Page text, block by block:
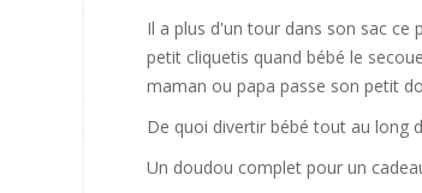
Il a plus d'un tour dans son sac
petit cliquetis quand bébé le
maman ou papa passe son petit
De quoi divertir bébé tout au long
Un doudou complet pour un